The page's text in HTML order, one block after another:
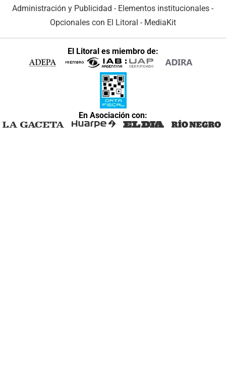
Administración y Publicidad - Elementos institucionales -
Opcionales con El Litoral - MediaKit
El Litoral es miembro de:
En Asociación con: